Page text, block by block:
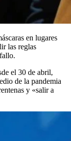
en lugares
las reglas
el 30 de abril,
de la pandemia
y «salir a